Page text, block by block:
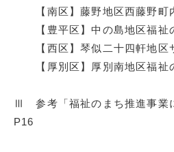
【南区】藤野地区西藤野町
【豊平区】中の島地区福祉
【西区】琴似二十四軒地区
【厚別区】厚別南地区福祉
Ⅲ 参考「福祉のまち推進事
P16